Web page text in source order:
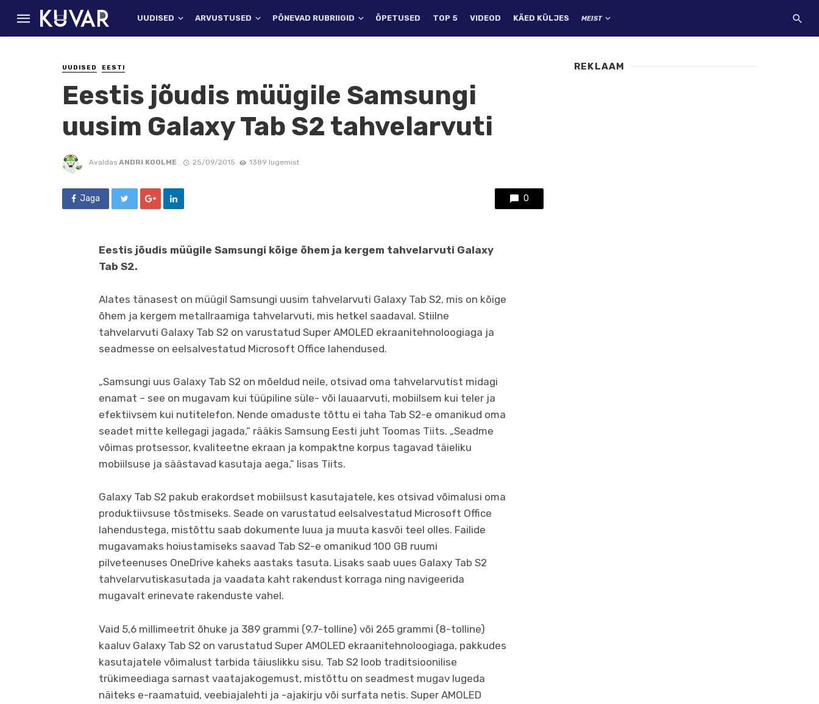
UUDISED ARVUSTUSED PÕNEVAD RUBRIIGID ÕPETUSED TOP 5 VIDEOD KÄED KÜLJES MEIST
UUDISED EESTI
Eestis jõudis müügile Samsungi
uusim Galaxy Tab S2 tahvelarvuti
Avaldas ANDRI KOOLME 25/09/2015 1389 lugemist
Jaga 0
Eestis jõudis müügile Samsungi kõige õhem ja kergem tahvelarvuti Galaxy
Tab S2.
Alates tänasest on müügil Samsungi uusim tahvelarvuti Galaxy Tab S2, mis on kõige
õhem ja kergem metallraamiga tahvelarvuti, mis hetkel saadaval. Stiilne
tahvelarvuti Galaxy Tab S2 on varustatud Super AMOLED ekraanitehnoloogiaga ja
seadmesse on eelsalvestatud Microsoft Office lahendused.
„Samsungi uus Galaxy Tab S2 on mõeldud neile, otsivad oma tahvelarvutist midagi
enamat – see on mugavam kui tüüpiline süle- või lauaarvuti, mobiilsem kui teler ja
efektiivsem kui nutitelefon. Nende omaduste tõttu ei taha Tab S2-e omanikud oma
seadet mitte kellegagi jagada,“ rääkis Samsung Eesti juht Toomas Tiits. „Seadme
võimas protsessor, kvaliteetne ekraan ja kompaktne korpus tagavad täieliku
mobiilsuse ja säästavad kasutaja aega,” lisas Tiits.
Galaxy Tab S2 pakub erakordset mobiilsust kasutajatele, kes otsivad võimalusi oma
produktiivsuse tõstmiseks. Seade on varustatud eelsalvestatud Microsoft Office
lahendustega, mistõttu saab dokumente luua ja muuta kasvõi teel olles. Failide
mugavamaks hoiustamiseks saavad Tab S2-e omanikud 100 GB ruumi
pilveteenuses OneDrive kaheks aastaks tasuta. Lisaks saab uues Galaxy Tab S2
tahvelarvutiskasutada ja vaadata kaht rakendust korraga ning navigeerida
mugavalt erinevate rakenduste vahel.
Vaid 5,6 millimeetrit õhuke ja 389 grammi (9.7-tolline) või 265 grammi (8-tolline)
kaaluv Galaxy Tab S2 on varustatud Super AMOLED ekraanitehnoloogiaga, pakkudes
kasutajatele võimalust tarbida täiuslikku sisu. Tab S2 loob traditsioonilise
trükimeediaga sarnast vaatajakogemust, mistõttu on seadmest mugav lugeda
näiteks e-raamatuid, veebiajalehti ja -ajakirju või surfata netis. Super AMOLED
REKLAAM